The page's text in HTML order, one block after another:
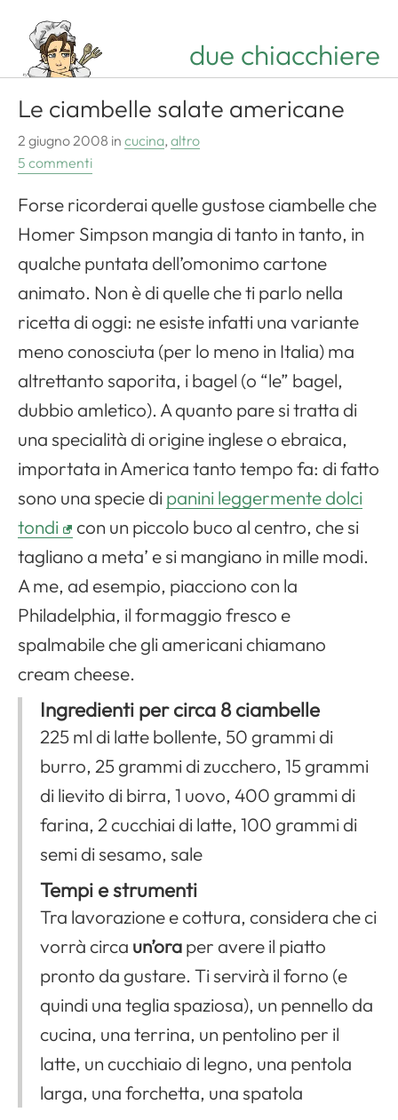
due chiacchiere
Le ciambelle salate americane
2 giugno 2008 in cucina, altro
5 commenti
Forse ricorderai quelle gustose ciambelle che
Homer Simpson mangia di tanto in tanto, in
qualche puntata dell’omonimo cartone
animato. Non è di quelle che ti parlo nella
ricetta di oggi: ne esiste infatti una variante
meno conosciuta (per lo meno in Italia) ma
altrettanto saporita, i bagel (o “le” bagel,
dubbio amletico). A quanto pare si tratta di
una specialità di origine inglese o ebraica,
importata in America tanto tempo fa: di fatto
sono una specie di panini leggermente dolci
tondi
con un piccolo buco al centro, che si
tagliano a meta’ e si mangiano in mille modi.
A me, ad esempio, piacciono con la
Philadelphia, il formaggio fresco e
spalmabile che gli americani chiamano
cream cheese.
Ingredienti per circa 8 ciambelle
225 ml di latte bollente, 50 grammi di
burro, 25 grammi di zucchero, 15 grammi
di lievito di birra, 1 uovo, 400 grammi di
farina, 2 cucchiai di latte, 100 grammi di
semi di sesamo, sale
Tempi e strumenti
Tra lavorazione e cottura, considera che ci
vorrà circa un’oraper avere il piatto
pronto da gustare. Ti servirà il forno (e
quindi una teglia spaziosa), un pennello da
cucina, una terrina, un pentolino per il
latte, un cucchiaio di legno, una pentola
larga, una forchetta, una spatola